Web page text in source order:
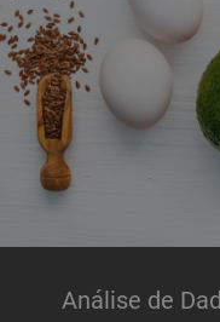
Análise de